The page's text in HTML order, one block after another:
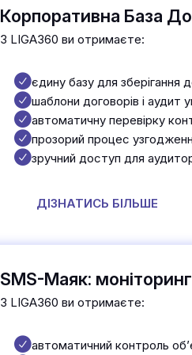
Корпоративна База
З LIGA360 ви отримаєте:
єдину базу для зберігання
шаблони договорів і аудит
автоматичну перевірку
прозорий процес
зручний доступ для
ДІЗНАТИСЬ БІЛЬШЕ
SMS-Маяк:
З LIGA360 ви отримаєте:
автоматичний контроль